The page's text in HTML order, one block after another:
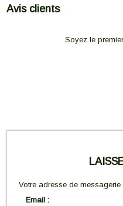
Avis clients
Soyez le
Votre adresse de
Email :